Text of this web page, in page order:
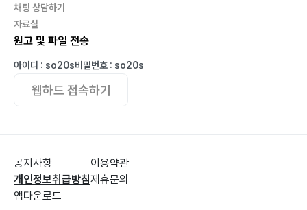
채팅 상담하기
자료실
원고 및 파일 전송
아이디 : so20s비밀번호 : so20s
웹하드 접속하기
공지사항
개인정보취급방침
앱다운로드
이용약관
제휴문의